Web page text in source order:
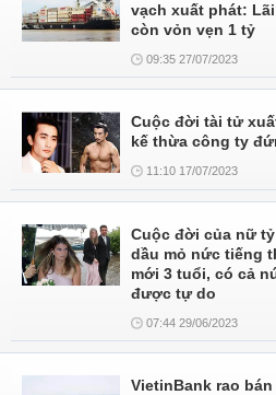
vạch xuất phát:
còn vỏn vẹn 1 tỷ
09:35 27/07/2023
Cuộc đời tài tử
kế thừa công ty
11:10 17/07/2023
Cuộc đời của nữ
dầu mỏ nức tiếng
mới 3 tuổi, có cả
được tự do
07:44 29/06/2023
VietinBank rao